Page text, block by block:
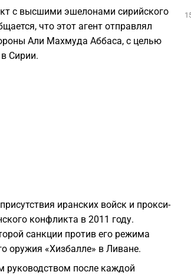
с высшими эшелонами сирийского
что этот агент отправлял
Али Махмуда Аббаса, с целью
Сирии.
иранских войск и прокси-
конфликта в 2011 году.
санкции против его режима
оружия «Хизбалле» в Ливане.
руководством после каждой